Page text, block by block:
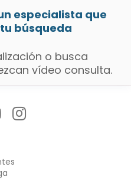
especialista que
búsqueda
o busca
vídeo consulta.